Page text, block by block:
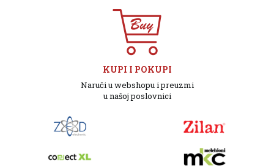
KUPI I POKUPI
Naruči u webshopu i preuzmi
u našoj poslovnici